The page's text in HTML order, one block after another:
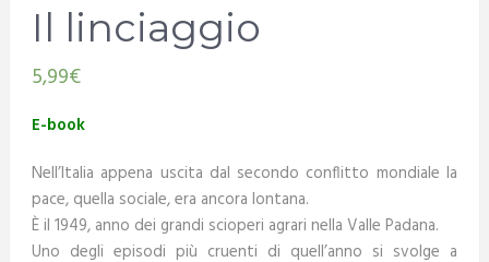
Il linciaggio
5,99€
E-book
Nell’Italia appena uscita dal secondo conflitto mondiale la
pace, quella sociale, era ancora lontana.
È il 1949, anno dei grandi scioperi agrari nella Valle Padana.
Uno degli episodi più cruenti di quell’anno si svolge a